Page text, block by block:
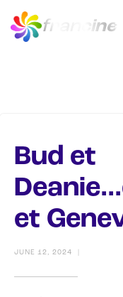
fran cine
Bud et
et
JUNE 12, 2024